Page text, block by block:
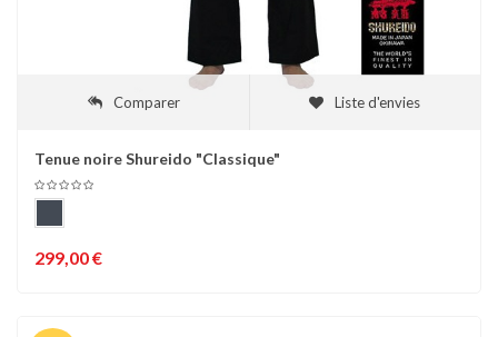
Comparer Liste d'envies
Tenue noire Shureido "Classique"
299,00 €